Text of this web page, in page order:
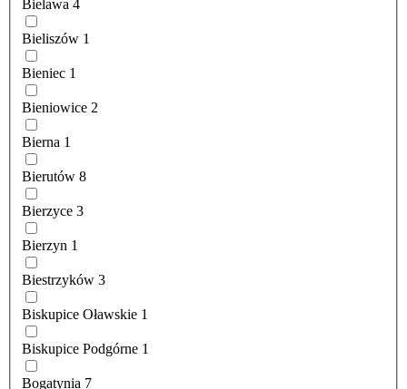
Bielawa 4
Bieliszów 1
Bieniec 1
Bieniowice 2
Bierna 1
Bierutów 8
Bierzyce 3
Bierzyn 1
Biestrzyków 3
Biskupice Oławskie 1
Biskupice Podgórne 1
Bogatynia 7